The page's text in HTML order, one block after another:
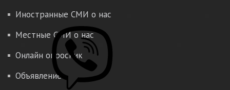
Иностранные СМИ о нас
Местные СМИ о нас
Онлайн опросник
Объявление